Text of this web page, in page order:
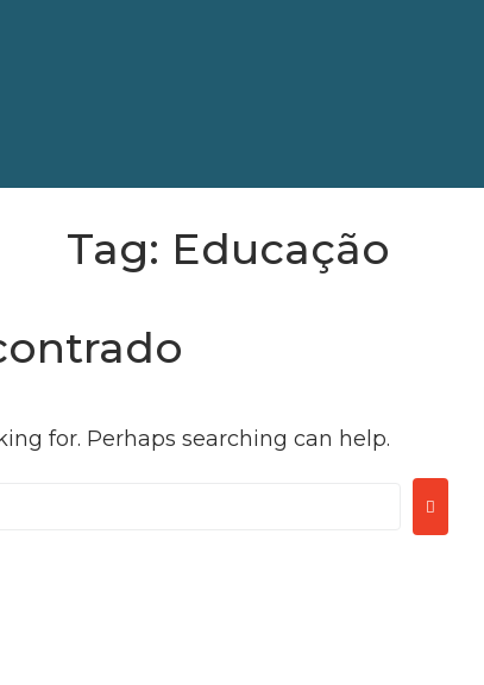
Tag: Educação
for. Perhaps searching can help.